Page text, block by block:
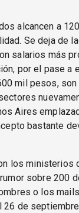
alcancen a
Se deja de
salarios más
por el pase a
mil pesos,
Aires
bastante
los ministerios
sobre 200
o los
26 de